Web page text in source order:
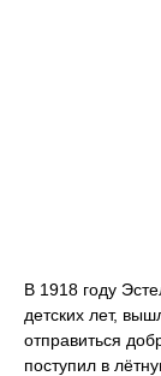
В 1918 году
детских лет,
отправиться
поступил в